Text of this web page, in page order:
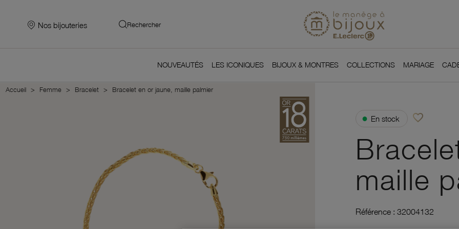
Nos bijouteries Rechercher
NOUVEAUTÉS LES ICONIQUES BIJOUX & MONTRES COLLECTIONS MARIAGE
Accueil Femme Bracelet Bracelet en or jaune, maille palmier
● En stock favorite_borderAjouter à vos
maille
Référence : 32004132